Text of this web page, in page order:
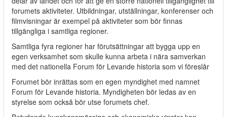
forumets aktiviteter. Utbildningar, utställningar, konferenser och
filmvisningar är exempel på aktiviteter som bör finnas
tillgängliga i samtliga regioner.
Samtliga fyra regioner har förutsättningar att bygga upp en
egen verksamhet som skulle kunna arbeta i nära samverkan
med det nationella Forum för Levande historia som vi föreslår
Forumet bör inrättas som en egen myndighet med namnet
Forum för Levande historia. Myndigheten bör ledas av en
styrelse som också bör utse forumets chef.